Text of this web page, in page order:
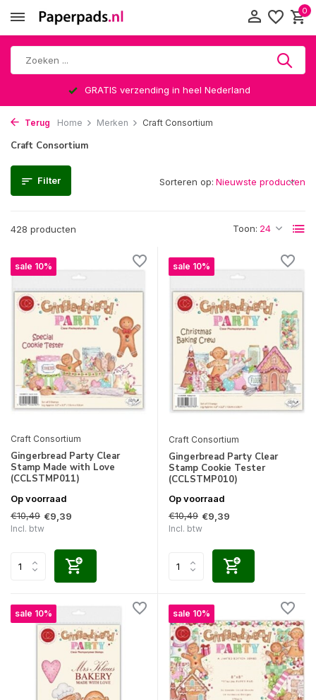
0
Altijd een leuke verrassing
Terug Home Merken Craft Consortium
Craft Consortium
Filter
428 producten Toon:
Sorteren op:
sale 10%
Craft Consortium
Gingerbread Party Clear
Stamp Made with Love
(CCLSTMP011)
Op voorraad
€10,49 €9,39
Incl. btw
sale 10%
Craft Consortium
Gingerbread Party Clear
Stamp Cookie Tester
(CCLSTMP010)
Op voorraad
€10,49 €9,39
Incl. btw
sale 10% sale 10%